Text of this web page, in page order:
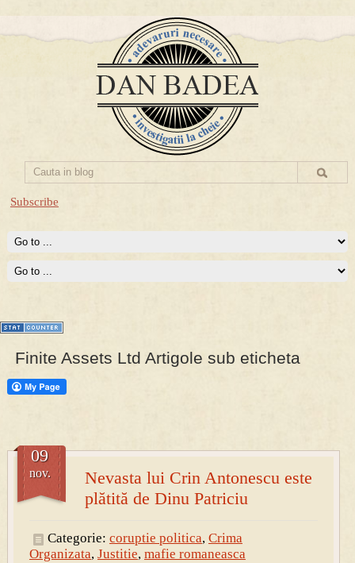
Subscribe
PRESA
Finite Assets Ltd Artigole sub eticheta
Nevasta lui Crin Antonescu este
plătită de Dinu Patriciu
09
nov.
Categorie: coruptie politica, Crima
Organizata, Justitie, mafie romaneasca